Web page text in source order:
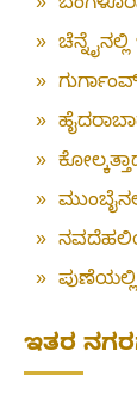
»
»
»
»
»
»
»
»
ಇತರ